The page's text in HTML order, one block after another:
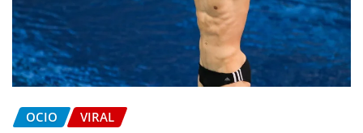
OCIO VIRAL